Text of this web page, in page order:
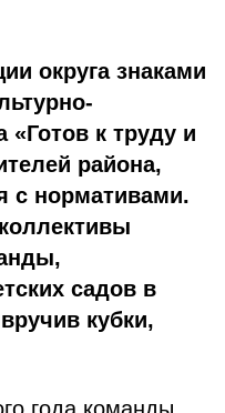
округа зна­ками
«Готов к труду и
района,
с нормативами.
садов в
кубки,